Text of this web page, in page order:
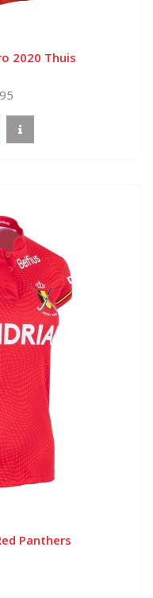
2020 Thuis
Panthers